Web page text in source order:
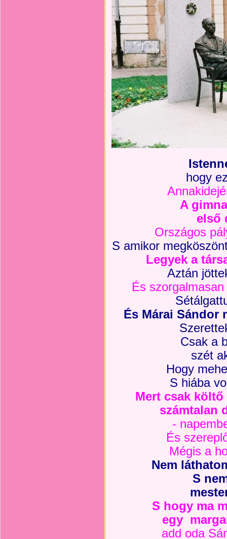
hogy
A
első
Országos
S amikor
Legyek a
Aztán
És
És Márai Sándor
Csak a
szét
Hogy
S hiába
Mert csak költő
számtalan
-
És szerepl
Mégis a
Nem
S
S hogy ma
egy
add oda